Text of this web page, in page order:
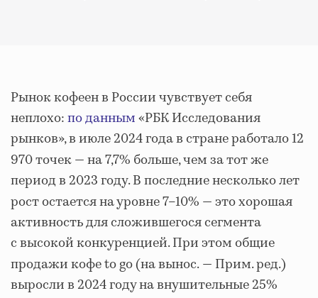
Рынок кофеен в России чувствует себя
неплохо:по данным«РБК Исследования
рынков», в июле 2024 года в стране работало 12
970 точек—на 7,7% больше, чем за тот же
период в 2023 году. В последние несколько лет
рост остается на уровне 7–10% — это хорошая
активность для сложившегося сегмента
с высокой конкуренцией. При этом общие
продажи кофе to go (на вынос.— Прим. ред.)
выросли в 2024 году на внушительные 25%